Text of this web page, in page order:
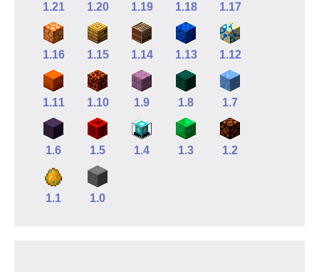
1.21 1.20 1.19 1.18 1.17
1.16 1.15 1.14 1.13 1.12
1.11 1.10 1.9 1.8 1.7
1.6 1.5 1.4 1.3 1.2
1.1 1.0